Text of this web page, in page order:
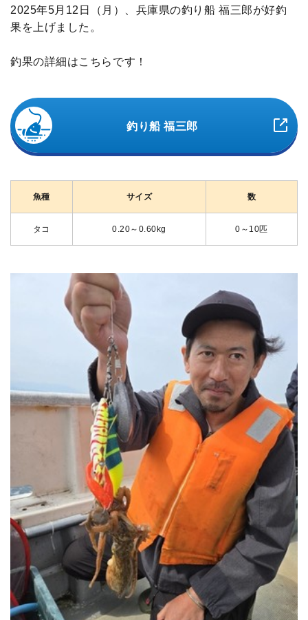
2025年5月12日（月）、兵庫県の釣り船 福三郎が好釣
果を上げました。
釣果の詳細はこちらです！
釣り船 福三郎
魚種 サイズ 数
タコ 0.20～0.60kg 0～10匹